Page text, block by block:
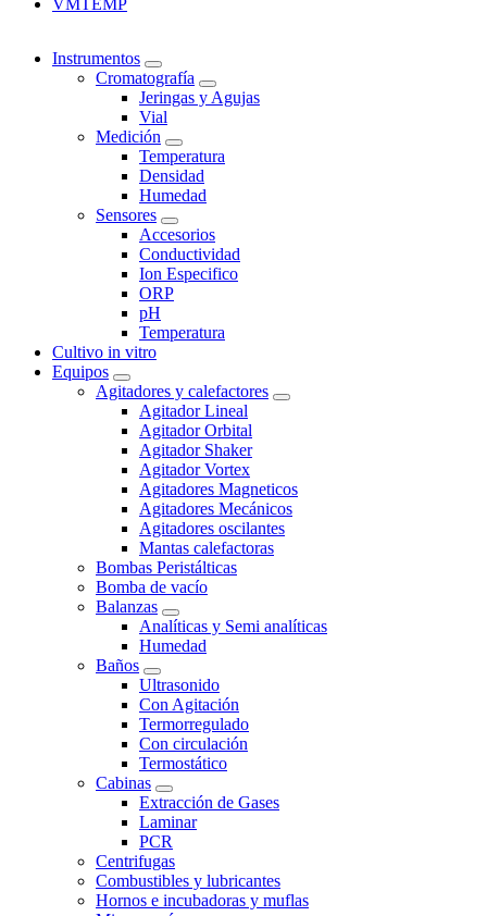
Instrumentos
Cromatografía
Jeringas y Agujas
Vial
Medición
Temperatura
Densidad
Humedad
Sensores
Accesorios
Conductividad
Ion Especifico
ORP
pH
Temperatura
Cultivo in vitro
Equipos
Agitadores y calefactores
Agitador Lineal
Agitador Orbital
Agitador Shaker
Agitador Vortex
Agitadores Magneticos
Agitadores Mecánicos
Agitadores oscilantes
Mantas calefactoras
Bombas Peristálticas
Bomba de vacío
Balanzas
Analíticas y Semi analíticas
Humedad
Baños
Ultrasonido
Con Agitación
Termorregulado
Con circulación
Termostático
Cabinas
Extracción de Gases
Laminar
PCR
Centrifugas
Combustibles y lubricantes
Hornos e incubadoras y muflas